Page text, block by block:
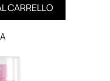
CARRELLO